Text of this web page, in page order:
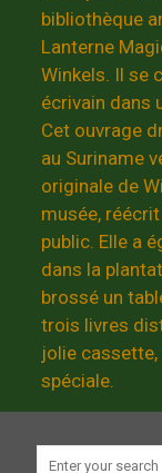
bibliothèque
Lanterne
Winkels. Il se
écrivain dans
Cet ouvrage
au Suriname
originale de
musée,
public. Elle a
dans la
brossé un
trois livres
jolie
spéciale.